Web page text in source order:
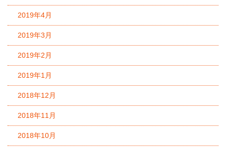
2019年4月
2019年3月
2019年2月
2019年1月
2018年12月
2018年11月
2018年10月